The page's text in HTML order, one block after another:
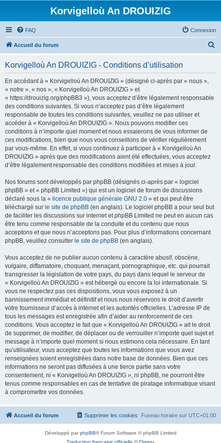
Korvigelloù An DROUIZIG
FAQ Connexion
Accueil du forum
Korvigelloù An DROUIZIG - Conditions d’utilisation
En accédant à « Korvigelloù An DROUIZIG » (désigné ci-après par « nous »,
« notre », « nos », « Korvigelloù An DROUIZIG » et
« https://drouizig.org/phpBB3 »), vous acceptez d’être légalement responsable
des conditions suivantes. Si vous n’acceptez pas d’être légalement
responsable de toutes les conditions suivantes, veuillez ne pas utiliser et
accéder à « Korvigelloù An DROUIZIG ». Nous pouvons modifier ces
conditions à n’importe quel moment et nous essaierons de vous informer de
ces modifications, bien que nous vous conseillons de vérifier régulièrement
par vous-même. En effet, si vous continuez à participer à « Korvigelloù An
DROUIZIG » après que des modifications aient été effectuées, vous acceptez
d’être légalement responsable des conditions modifiées et mises à jour.
Nos forums sont développés par phpBB (désignés ci-après par « logiciel
phpBB » et « phpBB Limited ») qui est un logiciel de forum de discussions
déclaré sous la « licence publique générale GNU 2.0 » et qui peut être
téléchargé sur le site de phpBB (en anglais). Le logiciel phpBB a pour seul but
de faciliter les discussions sur internet et phpBB Limited ne peut en aucun cas
être tenu comme responsable de la conduite et du contenu que nous
acceptons et que nous n’acceptons pas. Pour plus d’informations concernant
phpBB, veuillez consulter le site de phpBB (en anglais).
Vous acceptez de ne publier aucun contenu à caractère abusif, obscène,
vulgaire, diffamatoire, choquant, menaçant, pornographique, etc. qui pourrait
transgresser la législation de votre pays, du pays dans lequel le serveur de
« Korvigelloù An DROUIZIG » est hébergé ou encore la loi internationale. Si
vous ne respectez pas ces dispositions, vous vous exposez à un
bannissement immédiat et définitif et nous nous réservons le droit d’avertir
votre fournisseur d’accès à internet et les autorités officielles. L’adresse IP de
tous les messages est enregistrée afin d’aider au renforcement de ces
conditions. Vous acceptez le fait que « Korvigelloù An DROUIZIG » ait le droit
de supprimer, de modifier, de déplacer ou de verrouiller n’importe quel sujet et
message à n’importe quel moment si nous estimons cela nécessaire. En tant
qu’utilisateur, vous acceptez que toutes les informations que vous avez
renseignées soient enregistrées dans notre base de données. Bien que ces
informations ne seront pas diffusées à une tierce partie sans votre
consentement, ni « Korvigelloù An DROUIZIG », ni phpBB, ne pourront être
tenus comme responsables en cas de tentative de piratage informatique visant
à compromettre vos données.
Accueil du forum Fuseau horaire sur UTC+01:00
Supprimer les cookies
Développé parphpBB® Forum Software © phpBB Limited
Traduction française officielle ©Qiaeru